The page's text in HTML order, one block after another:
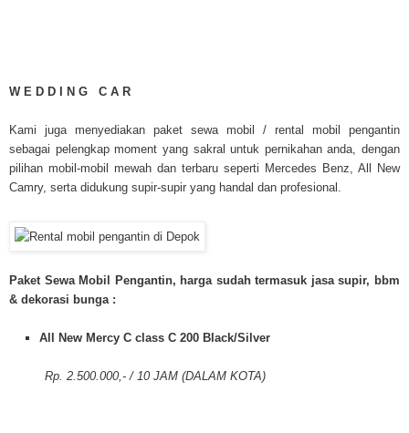
W E D D I N G C A R
Kami juga menyediakan paket sewa mobil / rental mobil pengantin
sebagai pelengkap moment yang sakral untuk pernikahan anda, dengan
pilihan mobil-mobil mewah dan terbaru seperti Mercedes Benz, All New
Camry, serta didukung supir-supir yang handal dan profesional.
Paket Sewa Mobil Pengantin, harga sudah termasuk jasa supir, bbm
& dekorasi bunga :
All New Mercy C class C 200 Black/Silver
Rp. 2.500.000,- / 10 JAM (DALAM KOTA)